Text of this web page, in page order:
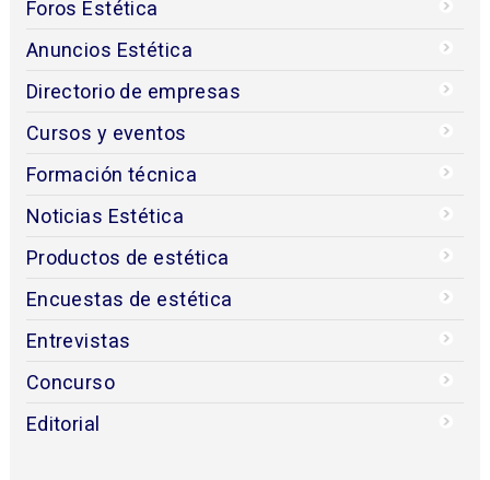
Foros Estética
Anuncios Estética
Directorio de empresas
Cursos y eventos
Formación técnica
Noticias Estética
Productos de estética
Encuestas de estética
Entrevistas
Concurso
Editorial